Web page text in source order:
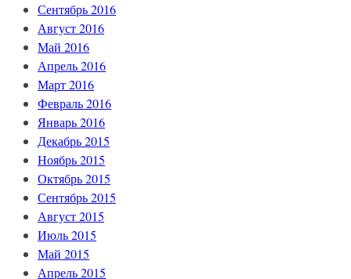
Сентябрь 2016
Август 2016
Май 2016
Апрель 2016
Март 2016
Февраль 2016
Январь 2016
Декабрь 2015
Ноябрь 2015
Октябрь 2015
Сентябрь 2015
Август 2015
Июль 2015
Май 2015
Апрель 2015